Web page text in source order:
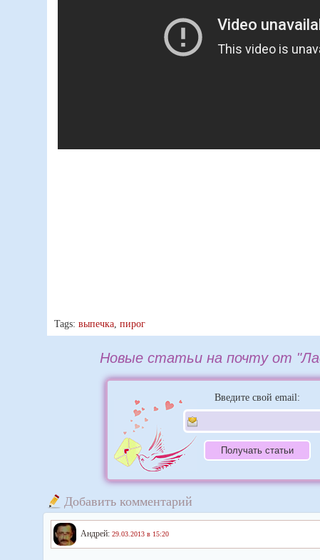
Tags: выпечка, пирог
Новые статьи на почту от
Введите свой email:
Добавить комментарий
Андрей: 29.03.2013 в 15:20